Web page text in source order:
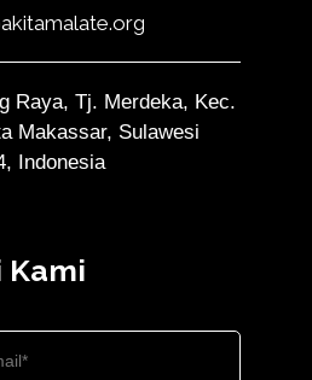
Raya, Tj. Merdeka, Kec.
Makassar, Sulawesi
Indonesia
Kami